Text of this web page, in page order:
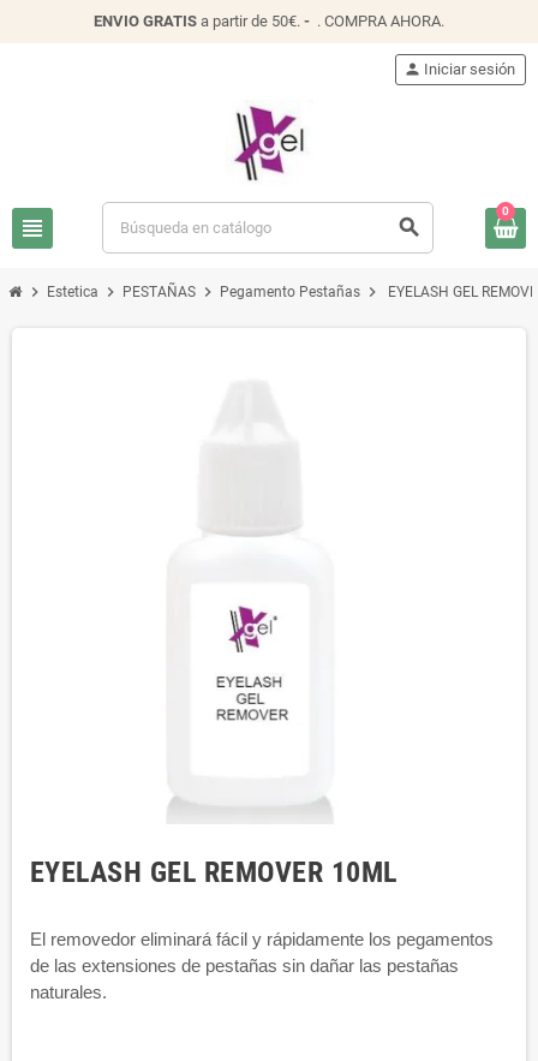
ENVIO GRATIS a partir de 50€. - . COMPRA AHORA.
view_headline search
person Iniciar sesión
0
chevron_right Estetica chevron_right PESTAÑAS chevron_right Pegamento Pestañas chevron_right EYELASH GEL
EYELASH GEL REMOVER 10ML
El removedor eliminará fácil y rápidamente los pegamentos
de las extensiones de pestañas sin dañar las pestañas
naturales.